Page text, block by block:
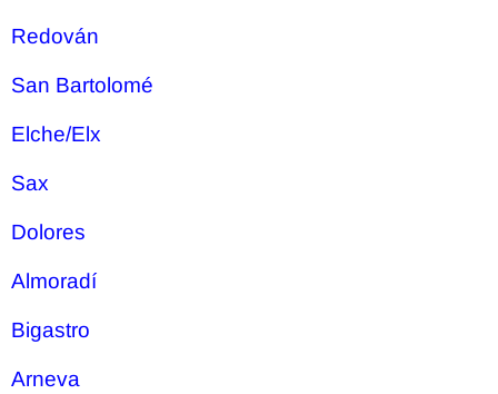
Redován
San Bartolomé
Elche/Elx
Sax
Dolores
Almoradí
Bigastro
Arneva